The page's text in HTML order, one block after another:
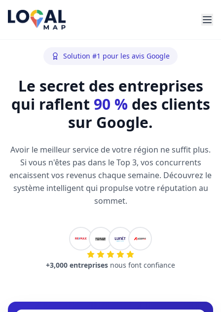
Solution #1 pour les avis Google
Le secret des entreprises
qui raflent 90 % des clients
sur Google.
Avoir le meilleur service de votre région ne suffit plus.
Si vous n'êtes pas dans le Top 3, vos concurrents
encaissent vos revenus chaque semaine. Découvrez le
système intelligent qui propulse votre réputation au
sommet.
+3,000 entreprises nous font confiance